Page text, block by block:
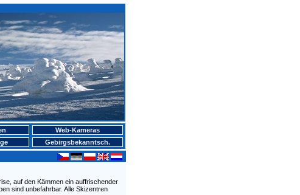
Web-Kameras
Gebirgsbekanntsch.
auf den Kämmen ein auffrischender
sind unbefahrbar. Alle Skizentren